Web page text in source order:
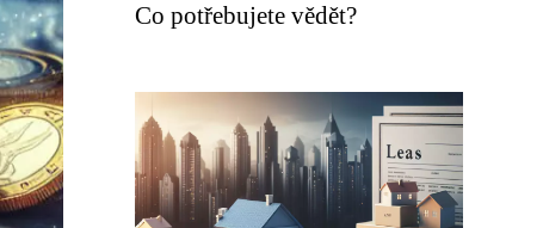
Co potřebujete vědět?